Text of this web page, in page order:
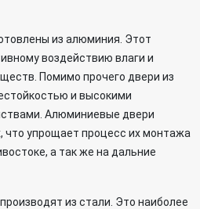
из алюминия. Этот
воздействию влаги и
Помимо прочего двери из
и высокими
Алюминиевые двери
что упрощает процесс их монтажа
а так же на дальние
из стали. Это наиболее